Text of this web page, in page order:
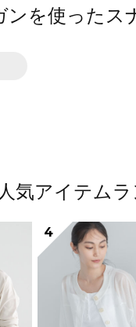
ンを使ったス
気アイテム
4